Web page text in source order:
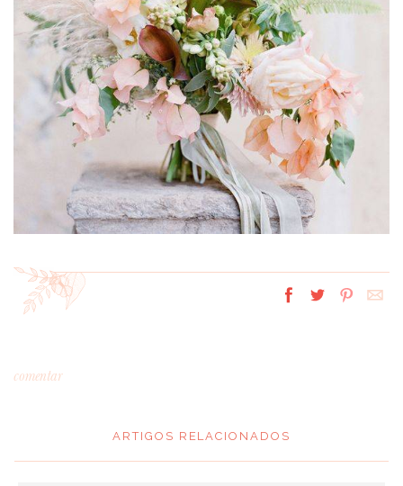
comentar
ARTIGOS RELACIONADOS